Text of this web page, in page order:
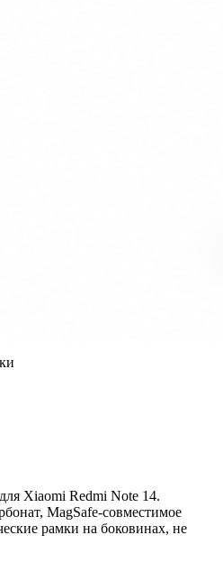
Xiaomi Redmi Note 14.
MagSafe-совместимое
рамки на боковинах, не